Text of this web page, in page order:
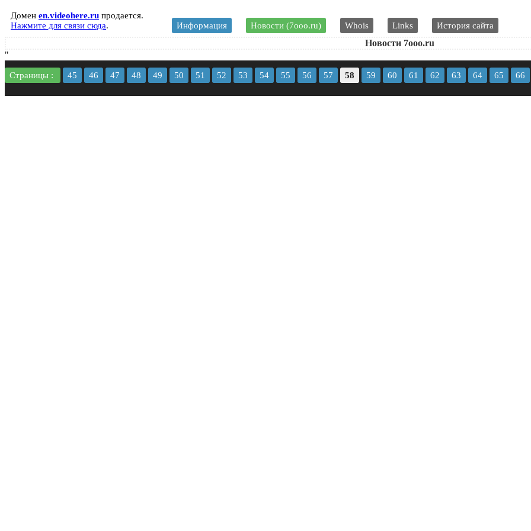
Домен en.videohere.ru продается.
Нажмите для связи сюда. Информация Новости (7ooo.ru) Whois Links История сайта
Новости 7ooo.ru
"
Страницы : 45 46 47 48 49 50 51 52 53 54 55 56 57 58 59 60 61 62 63 64 65 66